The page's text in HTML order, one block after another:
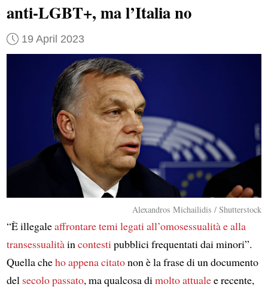
anti-LGBT+, ma l’Italia no
19 April 2023
Alexandros Michailidis / Shutterstock
“È illegaleaffrontare temilegati all’omosessualità e alla
transessualitàincontestipubblici frequentati dai minori”.
Quella cheho appena citatonon è la frase di un documento
del secolo passato, ma qualcosa dimolto attualee recente,